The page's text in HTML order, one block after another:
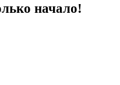
начало!